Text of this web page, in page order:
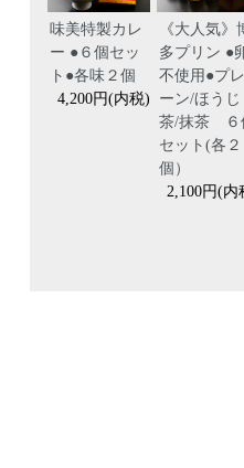
味美特製カレ
ー ●６個セッ
ト●各味２個
4,200円(内税)
《大人気》
多プリン ●
不使用●プレ
ーン/ほうじ
茶/抹茶 ６
セット(各２
個）
2,100円(内